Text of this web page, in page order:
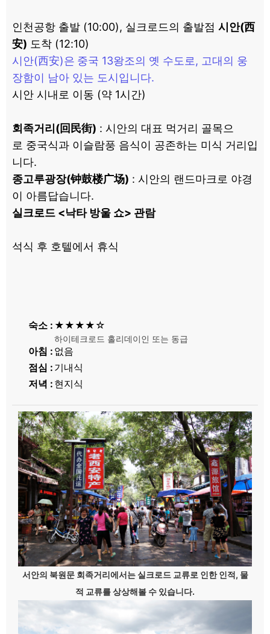
인천공항 출발 (10:00), 실크로드의 출발점 시안(西
安) 도착 (12:10)
시안(西安)은 중국 13왕조의 옛 수도로, 고대의 웅
장함이 남아 있는 도시입니다.
시안 시내로 이동 (약 1시간)
회족거리(回民街) : 시안의 대표 먹거리 골목으
로 중국식과 이슬람풍 음식이 공존하는 미식 거리입
니다.
종고루광장(钟鼓楼广场) : 시안의 랜드마크로 야경
이 아름답습니다.
실크로드 <낙타 방울 쇼> 관람
석식 후 호텔에서 휴식
숙소 ★★★★☆
하이테크로드 홀리데이인 또는 동급
아침
없음
점심
기내식
저녁
현지식
서안의 북원문 회족거리에서는 실크로드 교류로 인한 인적, 물
적 교류를 상상해볼 수 있습니다.